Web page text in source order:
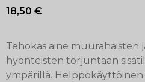
18,50 €
Tehokas aine muurahaisten
hyönteisten torjuntaan
ympärillä. Helppokäyttöinen